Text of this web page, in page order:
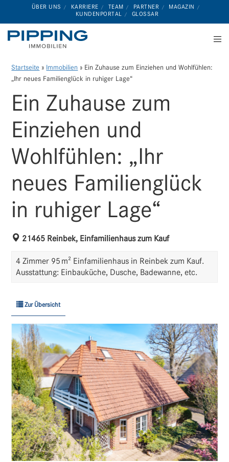
ÜBER UNS KARRIERE TEAM PARTNER
MAGAZIN
KUNDENPORTAL
GLOSSAR
Startseite » Immobilien » Ein Zuhause zum Einziehen und Wohlfühlen:
„Ihr neues Familienglück in ruhiger Lage“
Ein Zuhause zum
Einziehen und
Wohlfühlen: „Ihr
neues Familienglück
in ruhiger Lage“
21465 Reinbek, Einfamilienhaus zum Kauf
4 Zimmer 95 m² Einfamilienhaus in Reinbek zum Kauf.
Ausstattung: Einbauküche, Dusche, Badewanne, etc.
Zur Übersicht